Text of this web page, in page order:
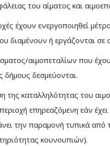
του αίματος και
έχουν ενεργοποιηθεί
διαμένουν ή εργάζονται σε
αιμοπεταλίων που
δήμους δεσμεύονται.
της καταλληλότητας του
επηρεαζόμενη εάν
την παραμονή τυπικά από
κουνουπιών).